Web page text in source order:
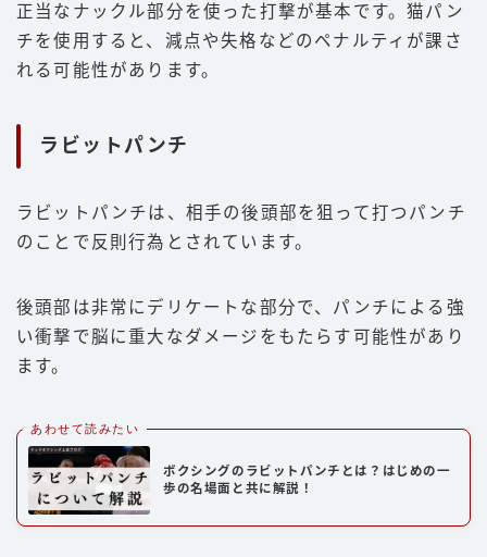
正当なナックル部分を使った打撃が基本です。猫パン
チを使用すると、減点や失格などのペナルティが課さ
れる可能性があります。
ラビットパンチ
ラビットパンチは、相手の後頭部を狙って打つパンチ
のことで反則行為とされています。
後頭部は非常にデリケートな部分で、パンチによる強
い衝撃で脳に重大なダメージをもたらす可能性があり
ます。
あわせて読みたい
ボクシングのラビットパンチとは？はじめの一
歩の名場面と共に解説！